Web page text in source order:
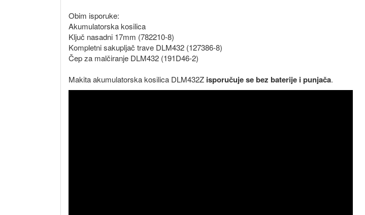
Obim isporuke:
Akumulatorska kosilica
Ključ nasadni 17mm (782210-8)
Kompletni sakupljač trave DLM432 (127386-8)
Čep za malčiranje DLM432 (191D46-2)
Makita akumulatorska kosilica DLM432Z isporučuje se bez baterije i punjača.